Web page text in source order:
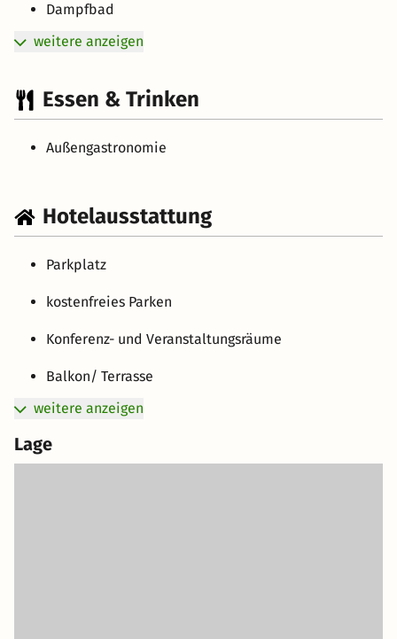
Dampfbad
weitere anzeigen
Essen & Trinken
Außengastronomie
Hotelausstattung
Parkplatz
kostenfreies Parken
Konferenz- und Veranstaltungsräume
Balkon/ Terrasse
weitere anzeigen
Lage